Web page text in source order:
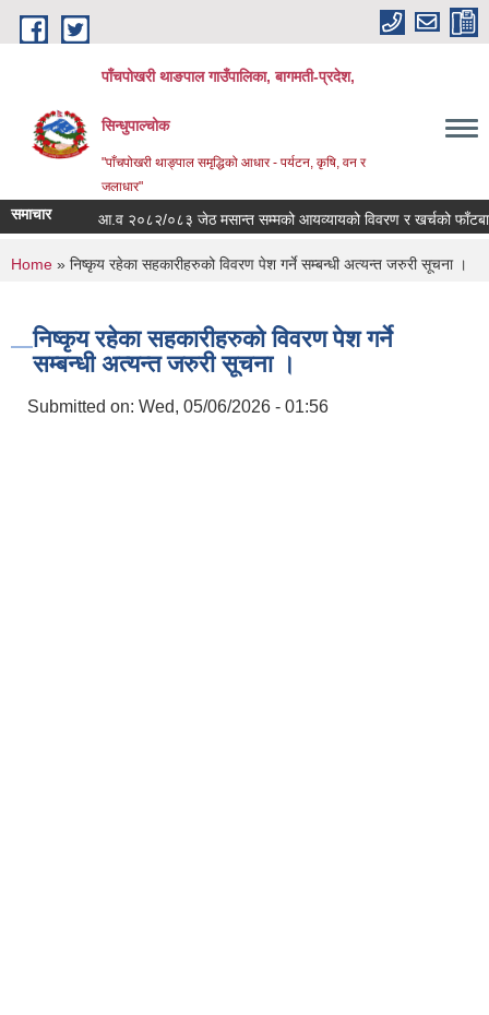
Skip to main content
पाँचपोखरी थाङपाल गाउँपालिका, बागमती-प्रदेश,
सिन्धुपाल्चोक
"पाँचपोखरी थाङ्पाल समृद्धिको आधार - पर्यटन, कृषि, वन र
जलाधार"
समाचार आ.व २०८२/०८३ जेठ मसान्त सम्मको आयव्यायको विवरण र खर्चको फाँटबारी ।
You are here
Home » निष्कृय रहेका सहकारीहरुको विवरण पेश गर्ने सम्बन्धी अत्यन्त जरुरी सूचना ।
निष्कृय रहेका सहकारीहरुको विवरण पेश गर्ने
सम्बन्धी अत्यन्त जरुरी सूचना ।
Submitted on: Wed, 05/06/2026 - 01:56